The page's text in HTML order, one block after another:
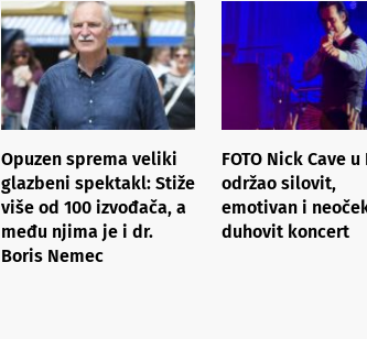
Opuzen sprema veliki
glazbeni spektakl: Stiže
više od 100 izvođača, a
među njima je i dr.
Boris Nemec
FOTO Nick Cave
održao silovit,
emotivan i
duhovit koncert